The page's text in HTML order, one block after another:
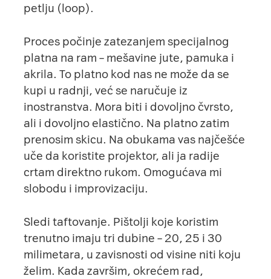
petlju (loop).
Proces počinje zatezanjem specijalnog
platna na ram – mešavine jute, pamuka i
akrila. To platno kod nas ne može da se
kupi u radnji, već se naručuje iz
inostranstva. Mora biti i dovoljno čvrsto,
ali i dovoljno elastično. Na platno zatim
prenosim skicu. Na obukama vas najčešće
uče da koristite projektor, ali ja radije
crtam direktno rukom. Omogućava mi
slobodu i improvizaciju.
Sledi taftovanje. Pištolji koje koristim
trenutno imaju tri dubine – 20, 25 i 30
milimetara, u zavisnosti od visine niti koju
želim. Kada završim, okrećem rad,